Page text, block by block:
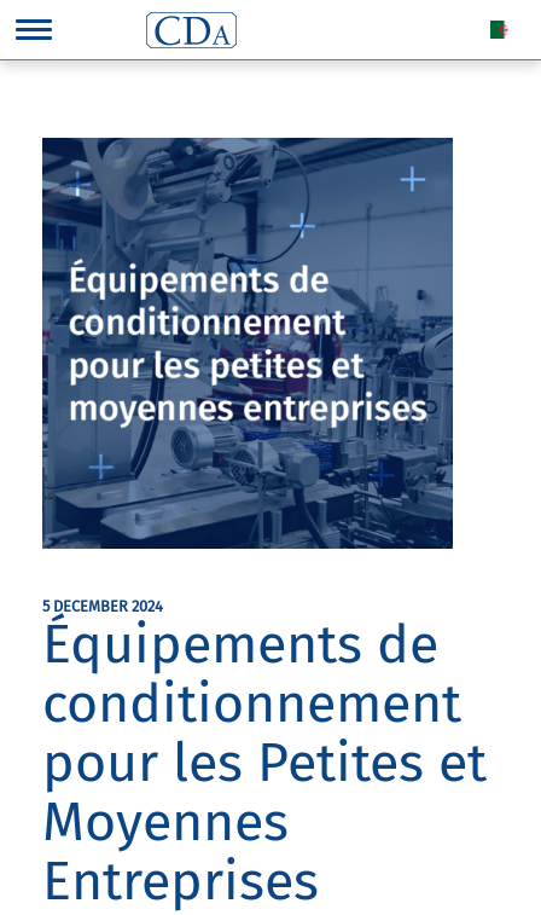
5 DECEMBER 2024
Équipements de
conditionnement
pour les Petites et
Moyennes
Entreprises